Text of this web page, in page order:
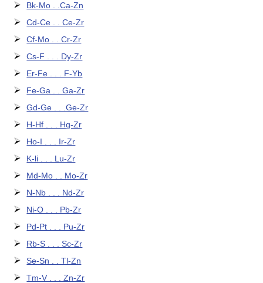
Bk-Mo . .Ca-Zn
Cd-Ce . . Ce-Zr
Cf-Mo . . Cr-Zr
Cs-F . . . Dy-Zr
Er-Fe . . . F-Yb
Fe-Ga . . Ga-Zr
Gd-Ge . . .Ge-Zr
H-Hf . . . Hg-Zr
Ho-I . . . Ir-Zr
K-li . . . Lu-Zr
Md-Mo . . Mo-Zr
N-Nb . . . Nd-Zr
Ni-O . . . Pb-Zr
Pd-Pt . . . Pu-Zr
Rb-S . . . Sc-Zr
Se-Sn . . Tl-Zn
Tm-V . . . Zn-Zr